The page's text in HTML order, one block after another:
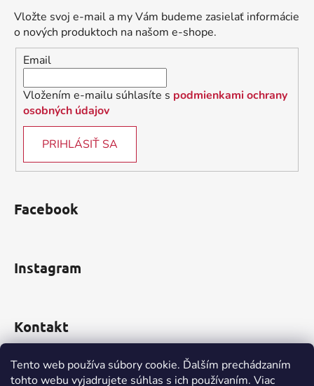
Tento web používa súbory cookie. Ďalším prechádzaním
tohto webu vyjadrujete súhlas s ich používaním. Viac
Vložte svoj e-mail a my Vám budeme zasielať informácie
o nových produktoch na našom e-shope.
Email
Vložením e-mailu súhlasíte s podmienkami ochrany
osobných údajov
PRIHLÁSIŤ SA
Facebook
Instagram
Kontakt
obchod@incomp.sk